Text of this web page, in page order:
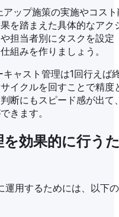
ップ施策の実施やコス
を踏まえた具体的なアク
担当者別にタスクを設定
組みを作りましょう。
ャスト管理は1回行えば
イクルを回すことで精度
断にもスピード感が出て
きます。
効果的に行う
運用するためには、以下